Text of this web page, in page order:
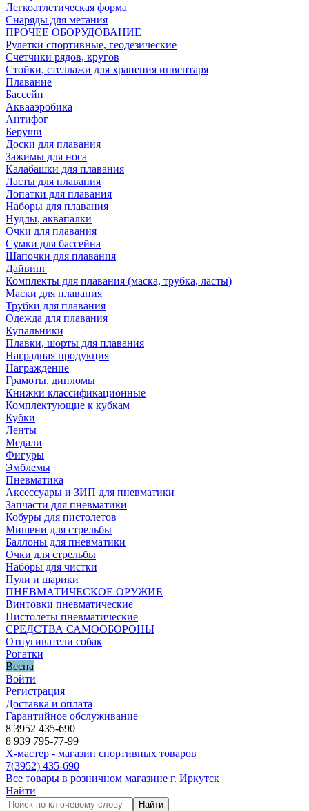
Легкоатлетическая форма
Снаряды для метания
ПРОЧЕЕ ОБОРУДОВАНИЕ
Рулетки спортивные, геодезические
Счетчики рядов, кругов
Стойки, стеллажи для хранения инвентаря
Плавание
Бассейн
Аквааэробика
Антифог
Беруши
Доски для плавания
Зажимы для носа
Калабашки для плавания
Ласты для плавания
Лопатки для плавания
Наборы для плавания
Нудлы, аквапалки
Очки для плавания
Сумки для бассейна
Шапочки для плавания
Дайвинг
Комплекты для плавания (маска, трубка, ласты)
Маски для плавания
Трубки для плавания
Одежда для плавания
Купальники
Плавки, шорты для плавания
Наградная продукция
Награждение
Грамоты, дипломы
Книжки классификационные
Комплектующие к кубкам
Кубки
Ленты
Медали
Фигуры
Эмблемы
Пневматика
Аксессуары и ЗИП для пневматики
Запчасти для пневматики
Кобуры для пистолетов
Мишени для стрельбы
Баллоны для пневматики
Очки для стрельбы
Наборы для чистки
Пули и шарики
ПНЕВМАТИЧЕСКОЕ ОРУЖИЕ
Винтовки пневматические
Пистолеты пневматические
СРЕДСТВА САМООБОРОНЫ
Отпугиватели собак
Рогатки
Весна
Войти
Регистрация
Доставка и оплата
Гарантийное обслуживание
8 3952 435-690
8 939 795-77-99
Х-мастер - магазин спортивных товаров
7(3952) 435-690
Все товары в розничном магазине г. Иркутск
Найти
Найти